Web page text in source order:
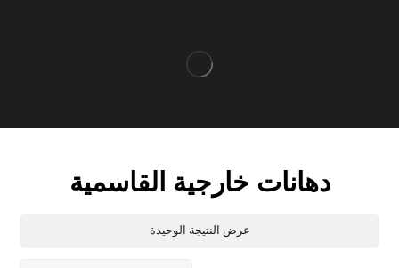
دهانات خارجية القاسمية
عرض النتيجة الوحيدة